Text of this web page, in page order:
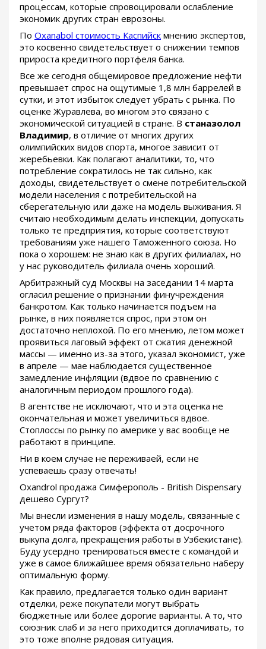
процессам, которые спровоцировали ослабление
экономик других стран еврозоны.
По Oxanabol стоимость Каспийск мнению экспертов,
это косвенно свидетельствует о снижении темпов
прироста кредитного портфеля банка.
Все же сегодня общемировое предложение нефти
превышает спрос на ощутимые 1,8 млн баррелей в
сутки, и этот избыток следует убрать с рынка. По
оценке Журавлева, во многом это связано с
экономической ситуацией в стране. В станазолол
Владимир, в отличие от многих других
олимпийских видов спорта, многое зависит от
жеребьевки. Как полагают аналитики, то, что
потребление сократилось не так сильно, как
доходы, свидетельствует о смене потребительской
модели населения с потребительской на
сберегательную или даже на модель выживания. Я
считаю необходимым делать инспекции, допускать
только те предприятия, которые соответствуют
требованиям уже нашего Таможенного союза. Но
пока о хорошем: не знаю как в других филиалах, но
у нас руководитель филиала очень хороший.
Арбитражный суд Москвы на заседании 14 марта
огласил решение о признании финучреждения
банкротом. Как только начинается подъем на
рынке, в них появляется спрос, при этом он
достаточно неплохой. По его мнению, летом может
проявиться лаговый эффект от сжатия денежной
массы — именно из-за этого, указал экономист, уже
в апреле — мае наблюдается существенное
замедление инфляции (вдвое по сравнению с
аналогичным периодом прошлого года).
В агентстве не исключают, что и эта оценка не
окончательная и может увеличиться вдвое.
Стоплоссы по рынку по америке у вас вообще не
работают в принципе.
Ни в коем случае не переживаей, если не
успеваешь сразу отвечать!
Oxandrol продажа Симферополь - British Dispensary
дешево Сургут?
Мы внесли изменения в нашу модель, связанные с
учетом ряда факторов (эффекта от досрочного
выкупа долга, прекращения работы в Узбекистане).
Буду усердно тренироваться вместе с командой и
уже в самое ближайшее время обязательно наберу
оптимальную форму.
Как правило, предлагается только один вариант
отделки, реже покупатели могут выбрать
бюджетные или более дорогие варианты. А то, что
союзник слаб и за него приходится доплачивать, то
это тоже вполне рядовая ситуация.